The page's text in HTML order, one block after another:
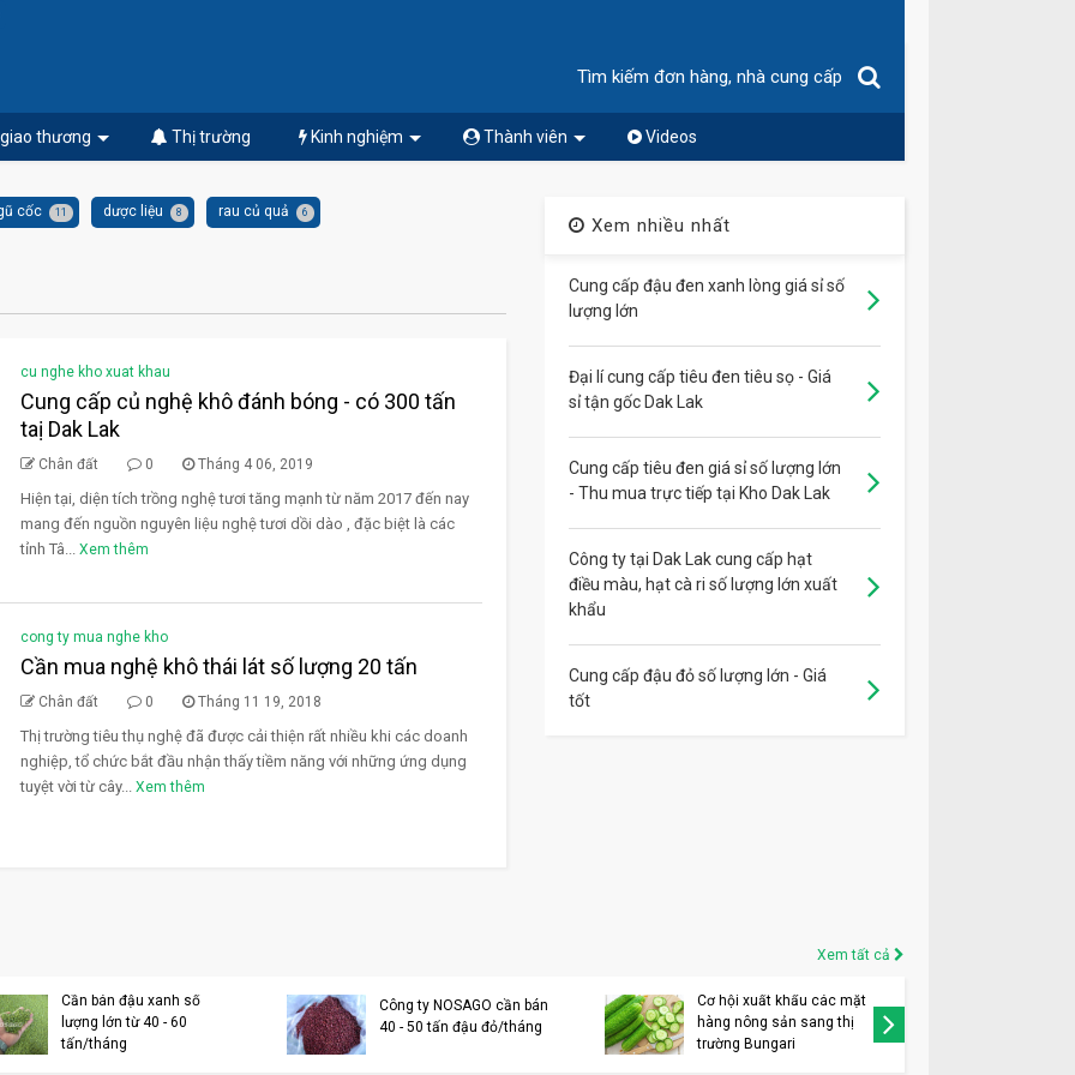
Tìm kiếm đơn hàng, nhà cung cấp
thương Thị trường Kinh nghiệm Thành viên Videos
cốc 11 dược liệu 8 rau củ quả 6
cu nghe kho xuat khau
Cung cấp củ nghệ khô đánh bóng - có 300 tấn
taị Dak Lak
Chân đất 0 Tháng 4 06, 2019
Hiện tại, diện tích trồng nghệ tươi tăng mạnh từ năm 2017 đến nay
mang đến nguồn nguyên liệu nghệ tươi dồi dào , đặc biệt là các
tỉnh Tâ... Xem thêm
cong ty mua nghe kho
Cần mua nghệ khô thái lát số lượng 20 tấn
Chân đất 0 Tháng 11 19, 2018
Thị trường tiêu thụ nghệ đã được cải thiện rất nhiều khi các doanh
nghiệp, tổ chức bắt đầu nhận thấy tiềm năng với những ứng dụng
tuyệt vời từ cây... Xem thêm
Xem nhiều nhất
Cung cấp đậu đen xanh lòng giá sỉ số
lượng lớn
Đại lí cung cấp tiêu đen tiêu sọ - Giá
sỉ tận gốc Dak Lak
Cung cấp tiêu đen giá sỉ số lượng lớn
- Thu mua trực tiếp tại Kho Dak Lak
Công ty tại Dak Lak cung cấp hạt
điều màu, hạt cà ri số lượng lớn xuất
khẩu
Cung cấp đậu đỏ số lượng lớn - Giá
tốt
Xem tất cả
Cần bán đậu xanh số
lượng lớn từ 40 - 60
tấn/tháng
Công ty NOSAGO cần bán
40 - 50 tấn đậu đỏ/tháng
Cơ hội xuất khẩu các mặt
hàng nông sản sang thị
trường Bungari